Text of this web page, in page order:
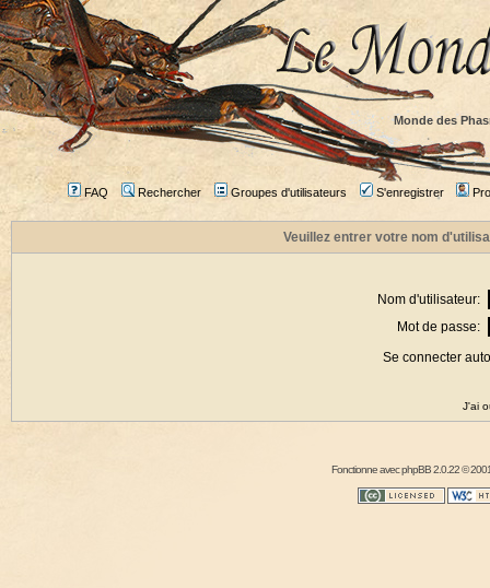
Monde des
FAQ Rechercher Groupes d'utilisateurs S'enregistrer
Veuillez entrer votre nom
Nom d'utilisateur:
Mot de passe:
Se connecter
J'ai
Fonctionne avecphpBB2.0.22 ©